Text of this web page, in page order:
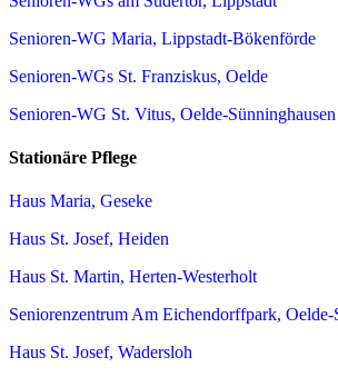
Senioren-WG Maria, Lippstadt-Bökenförde
Senioren-WGs St. Franziskus, Oelde
Senioren-WG St. Vitus, Oelde-Sünninghausen
Stationäre Pflege
Haus Maria, Geseke
Haus St. Josef, Heiden
Haus St. Martin, Herten-Westerholt
Seniorenzentrum Am Eichendorffpark, Oelde-
Haus St. Josef, Wadersloh